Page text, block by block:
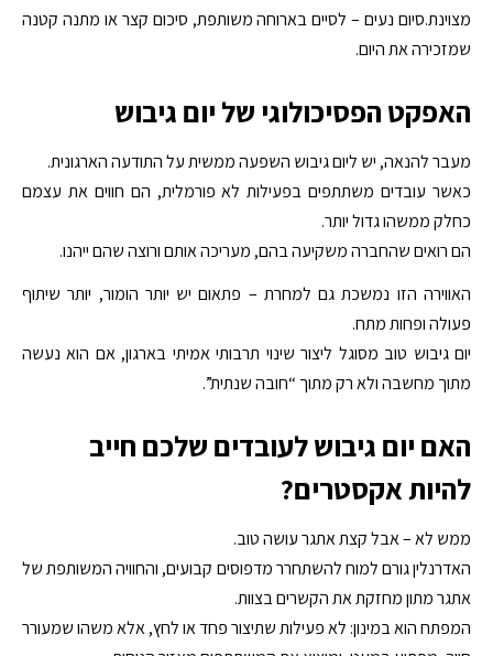
מצוינת.סיום נעים – לסיים בארוחה משותפת, סיכום קצר או מתנה קטנה
שמזכירה את היום.
האפקט הפסיכולוגי של יום גיבוש
מעבר להנאה, יש ליום גיבוש השפעה ממשית על התודעה הארגונית.
כאשר עובדים משתתפים בפעילות לא פורמלית, הם חווים את עצמם
כחלק ממשהו גדול יותר.
הם רואים שהחברה משקיעה בהם, מעריכה אותם ורוצה שהם ייהנו.
האווירה הזו נמשכת גם למחרת – פתאום יש יותר הומור, יותר שיתוף
פעולה ופחות מתח.
יום גיבוש טוב מסוגל ליצור שינוי תרבותי אמיתי בארגון, אם הוא נעשה
מתוך מחשבה ולא רק מתוך “חובה שנתית”.
האם יום גיבוש לעובדים שלכם חייב
להיות אקסטרים?
ממש לא – אבל קצת אתגר עושה טוב.
האדרנלין גורם למוח להשתחרר מדפוסים קבועים, והחוויה המשותפת של
אתגר מתון מחזקת את הקשרים בצוות.
המפתח הוא במינון: לא פעילות שתיצור פחד או לחץ, אלא משהו שמעורר